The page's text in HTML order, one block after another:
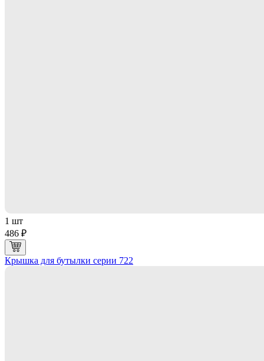
1 шт
486 ₽
Крышка для бутылки серии 722